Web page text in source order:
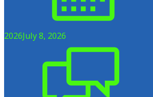
2026July 8, 2026